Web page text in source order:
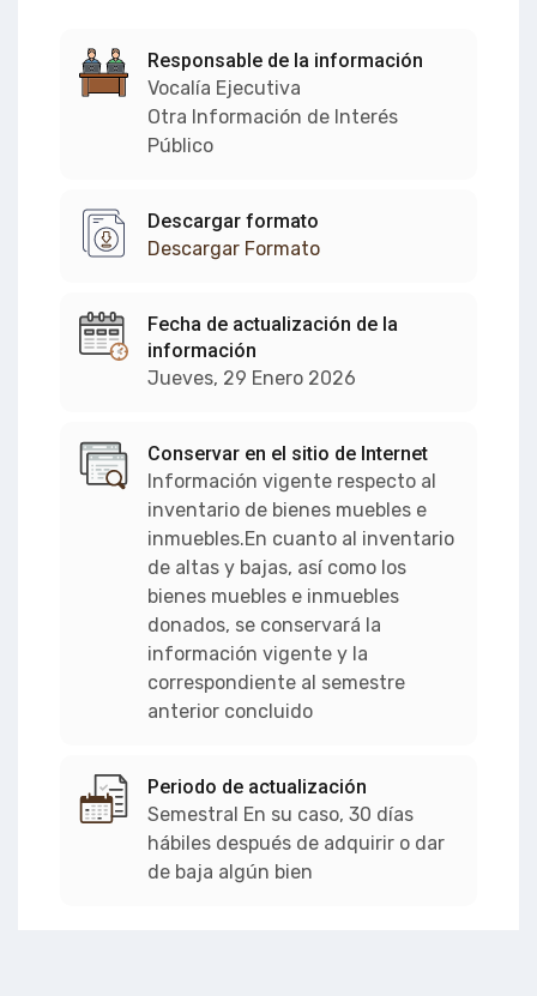
Responsable de la información
Vocalía Ejecutiva
Otra Información de Interés
Público
Descargar formato
Descargar Formato
Fecha de actualización de la
información
Jueves, 29 Enero 2026
Conservar en el sitio de Internet
Información vigente respecto al
inventario de bienes muebles e
inmuebles.En cuanto al inventario
de altas y bajas, así como los
bienes muebles e inmuebles
donados, se conservará la
información vigente y la
correspondiente al semestre
anterior concluido
Periodo de actualización
Semestral En su caso, 30 días
hábiles después de adquirir o dar
de baja algún bien